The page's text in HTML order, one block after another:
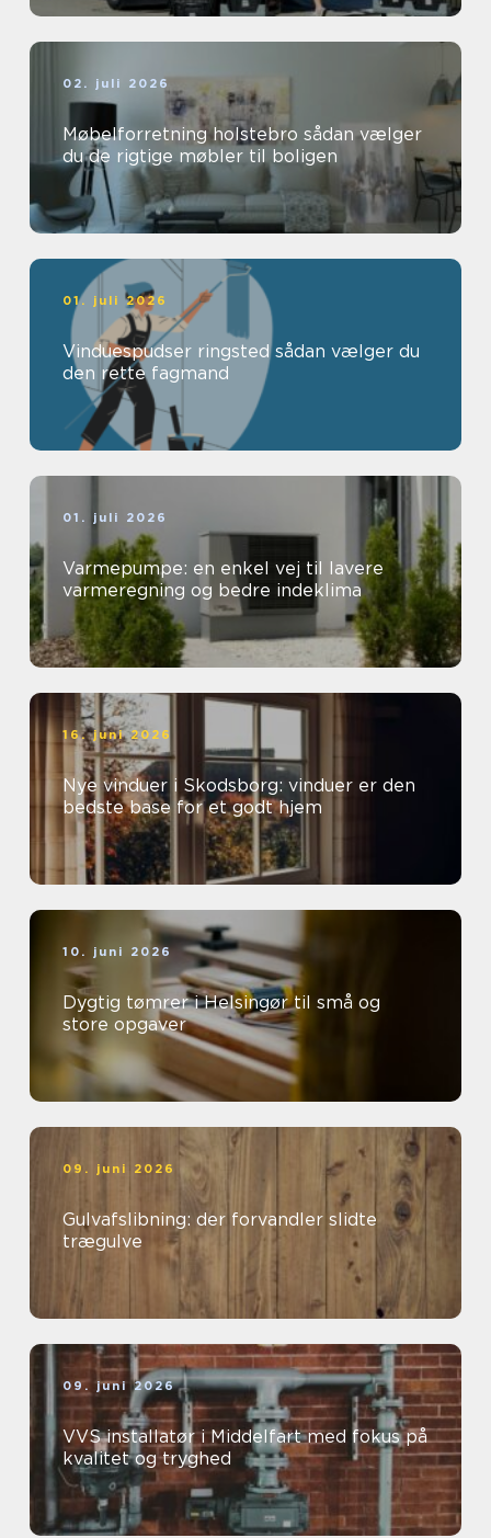
02. juli 2026
Møbelforretning holstebro sådan vælger
du de rigtige møbler til boligen
01. juli 2026
Vinduespudser ringsted sådan vælger du
den rette fagmand
01. juli 2026
Varmepumpe: en enkel vej til lavere
varmeregning og bedre indeklima
16. juni 2026
Nye vinduer i Skodsborg: vinduer er den
bedste base for et godt hjem
10. juni 2026
Dygtig tømrer i Helsingør til små og
store opgaver
09. juni 2026
Gulvafslibning: der forvandler slidte
trægulve
09. juni 2026
VVS installatør i Middelfart med fokus på
kvalitet og tryghed